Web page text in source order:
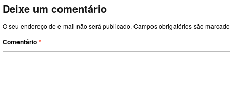
Deixe um comentário
O seu endereço de e-mail não será publicado. Campos obrigatórios são
Comentário*